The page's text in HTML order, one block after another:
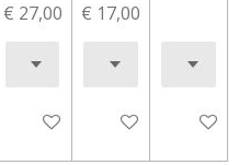
€ 27,00
In winkelwagen
€ 17,00
In winkelwagen
In